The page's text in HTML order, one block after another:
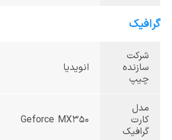
گرافیک
شرکت
سازنده
چیپ
انویدیا
مدل
کارت
گرافیک
Geforce MX350